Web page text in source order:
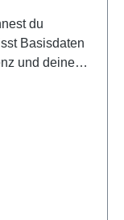
du
Basisdaten
und deinen